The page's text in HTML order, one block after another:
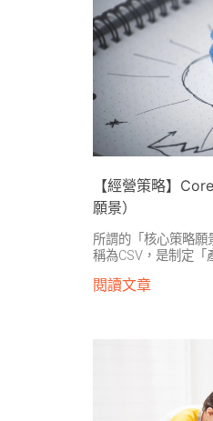
【經營策略】
願景）
所謂的「核心策略
稱為CSV，是制定「
閱讀文章